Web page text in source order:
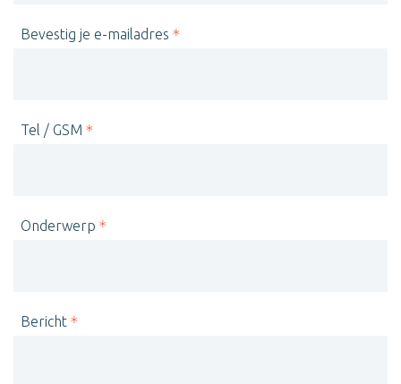
Bevestig je e-mailadres
Tel / GSM
Onderwerp
Bericht